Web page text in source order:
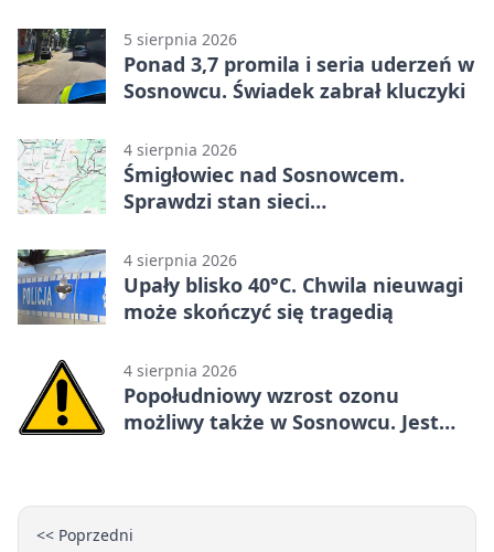
5 sierpnia 2026
Ponad 3,7 promila i seria uderzeń w
Sosnowcu. Świadek zabrał kluczyki
4 sierpnia 2026
Śmigłowiec nad Sosnowcem.
Sprawdzi stan sieci
4 sierpnia 2026
Upały blisko 40°C. Chwila nieuwagi
może skończyć się tragedią
4 sierpnia 2026
Popołudniowy wzrost ozonu
możliwy także w Sosnowcu. Jest
<< Poprzedni